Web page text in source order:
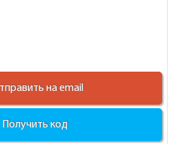
на email
Получить код